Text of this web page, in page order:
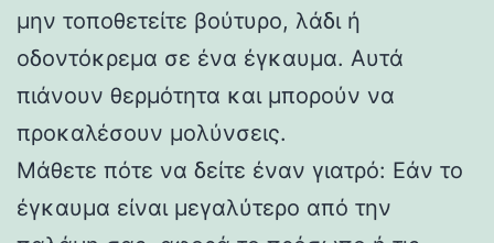
μην τοποθετείτε βούτυρο, λάδι ή
οδοντόκρεμα σε ένα έγκαυμα. Αυτά
πιάνουν θερμότητα και μπορούν να
προκαλέσουν μολύνσεις.
Μάθετε πότε να δείτε έναν γιατρό: Εάν το
έγκαυμα είναι μεγαλύτερο από την